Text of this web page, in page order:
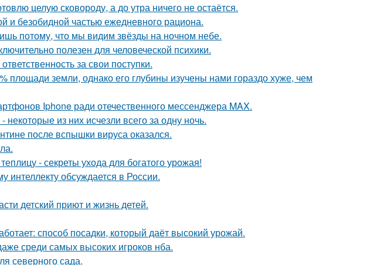
целую сковороду, а до утра ничего не остаётся.
и безобидной частью ежедневного рациона.
потому, что мы видим звёзды на ночном небе.
полезен для человеческой психики.
за свои поступки.
площади земли, однако его глубины изучены нами гораздо хуже, чем
Iphone ради отечественного мессенджера MAX.
из них исчезли всего за одну ночь.
после вспышки вируса оказался.
- секреты ухода для богатого урожая!
интеллекту обсуждается в России.
детский приют и жизнь детей.
способ посадки, который даёт высокий урожай.
среди самых высоких игроков нба.
северного сада.